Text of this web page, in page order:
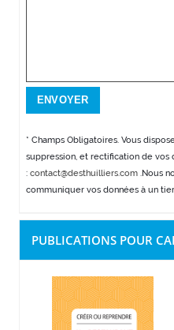
* Champs Obligatoires. Vous
suppression, et rectification de vos
: contact@desthuilliers.com.Nous
communiquer vos données à un
PUBLICATIONS POUR